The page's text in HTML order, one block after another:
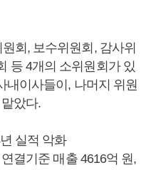
회, 보수위원회, 감사위
등 4개의 소위원회가 있
내이사들이, 나머지 위원
았다.
실적 악화
결기준 매출 4616억 원,